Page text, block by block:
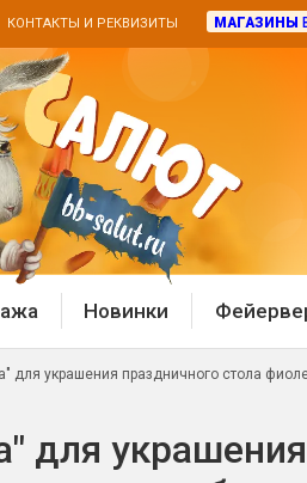
КОНТАКТЫ И РЕКВИЗИТЫ МАГАЗИНЫ
Дневные батареи
Новинки
для украшения праздничного стола
для